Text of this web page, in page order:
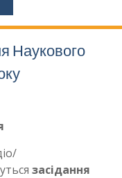
Наукового
засідання